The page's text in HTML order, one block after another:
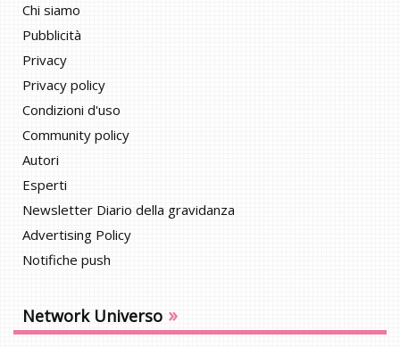
Chi siamo
Pubblicità
Privacy
Privacy policy
Condizioni d'uso
Community policy
Autori
Esperti
Newsletter Diario della gravidanza
Advertising Policy
Notifiche push
Network Universo »